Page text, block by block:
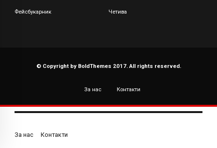
Фейсбукарник Четива
© Copyright by BoldThemes 2017. All rights reserved.
За нас Контакти
За нас Контакти